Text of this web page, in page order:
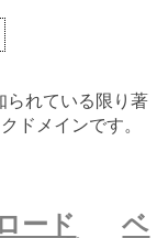
られている限り著
ドメインです。
ード
ベ